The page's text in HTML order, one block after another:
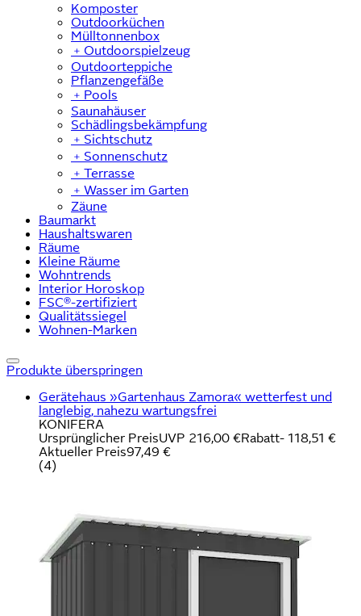
Komposter
Outdoorküchen
Mülltonnenbox
﹢ Outdoorspielzeug
Outdoorteppiche
Pflanzengefäße
﹢ Pools
Saunahäuser
Schädlingsbekämpfung
﹢ Sichtschutz
﹢ Sonnenschutz
﹢ Terrasse
﹢ Wasser im Garten
Zäune
Baumarkt
Haushaltswaren
Räume
Kleine Räume
Wohntrends
Interior Horoskop
FSC®-zertifiziert
Qualitätssiegel
Wohnen-Marken
Produkte überspringen
Gerätehaus »Gartenhaus Zamora« wetterfest und
langlebig, nahezu wartungsfrei
KONIFERA
Ursprünglicher PreisUVP 216,00 €Rabatt- 118,51 €
Aktueller Preis97,49 €
(4)